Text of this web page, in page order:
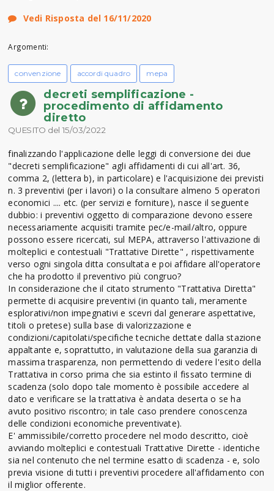
Vedi Risposta del 16/11/2020
Argomenti:
convenzione accordi quadro mepa
decreti semplificazione -
procedimento di affidamento
diretto
QUESITO del 15/03/2022
finalizzando l'applicazione delle leggi di conversione dei due
"decreti semplificazione" agli affidamenti di cui all'art. 36,
comma 2, (lettera b), in particolare) e l'acquisizione dei previsti
n. 3 preventivi (per i lavori) o la consultare almeno 5 operatori
economici .... etc. (per servizi e forniture), nasce il seguente
dubbio: i preventivi oggetto di comparazione devono essere
necessariamente acquisiti tramite pec/e-mail/altro, oppure
possono essere ricercati, sul MEPA, attraverso l'attivazione di
molteplici e contestuali "Trattative Dirette" , rispettivamente
verso ogni singola ditta consultata e poi affidare all'operatore
che ha prodotto il preventivo più congruo?
In considerazione che il citato strumento "Trattativa Diretta"
permette di acquisire preventivi (in quanto tali, meramente
esplorativi/non impegnativi e scevri dal generare aspettative,
titoli o pretese) sulla base di valorizzazione e
condizioni/capitolati/specifiche tecniche dettate dalla stazione
appaltante e, soprattutto, in valutazione della sua garanzia di
massima trasparenza, non permettendo di vedere l'esito della
Trattativa in corso prima che sia estinto il fissato termine di
scadenza (solo dopo tale momento è possibile accedere al
dato e verificare se la trattativa è andata deserta o se ha
avuto positivo riscontro; in tale caso prendere conoscenza
delle condizioni economiche preventivate).
E' ammissibile/corretto procedere nel modo descritto, cioè
avviando molteplici e contestuali Trattative Dirette - identiche
sia nel contenuto che nel termine esatto di scadenza - e, solo
previa visione di tutti i preventivi procedere all'affidamento con
il miglior offerente.